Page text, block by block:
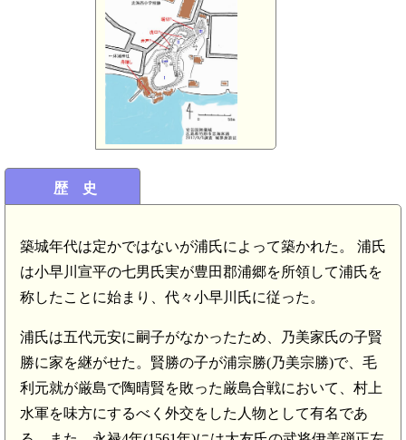
歴 史
築城年代は定かではないが浦氏によって築かれた。 浦氏
は小早川宣平の七男氏実が豊田郡浦郷を所領して浦氏を
称したことに始まり、代々小早川氏に従った。
浦氏は五代元安に嗣子がなかったため、乃美家氏の子賢
勝に家を継がせた。賢勝の子が浦宗勝(乃美宗勝)で、毛
利元就が厳島で陶晴賢を敗った厳島合戦において、村上
水軍を味方にするべく外交をした人物として有名であ